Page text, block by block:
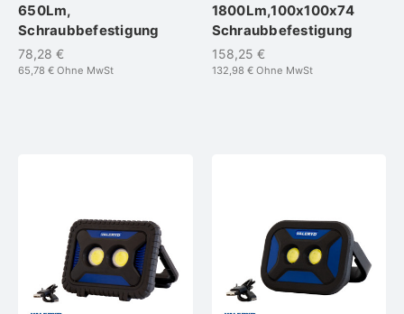
650Lm,
Schraubbefestigung
78,28 €
65,78 € Ohne MwSt
1800Lm,100x100x74
Schraubbefestigung
158,25 €
132,98 €Ohne MwSt